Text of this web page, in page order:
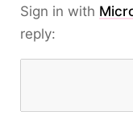
Sign in with
reply: